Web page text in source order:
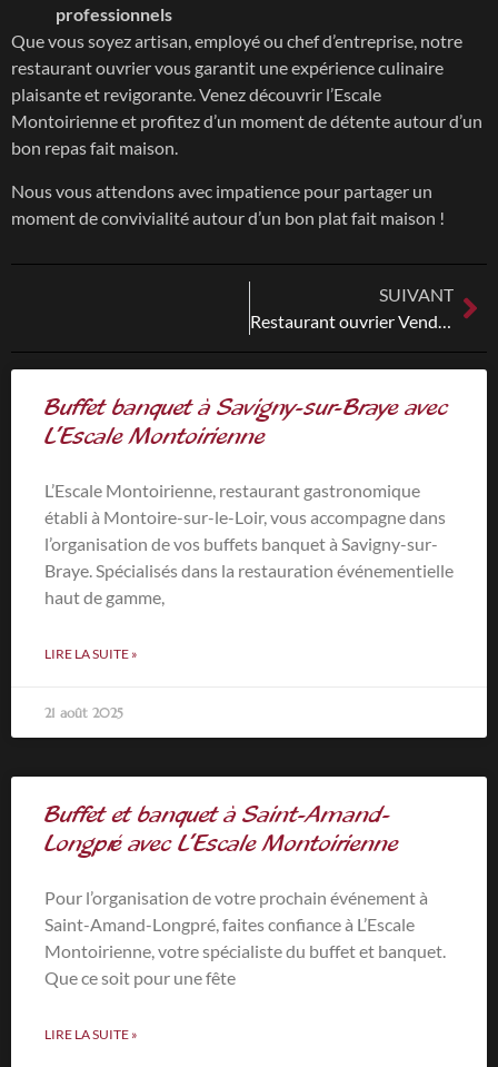
professionnels
Que vous soyez artisan, employé ou chef d’entreprise, notre
restaurant ouvrier vous garantit une expérience culinaire
plaisante et revigorante. Venez découvrir l’Escale
Montoirienne et profitez d’un moment de détente autour d’un
bon repas fait maison.
Nous vous attendons avec impatience pour partager un
moment de convivialité autour d’un bon plat fait maison !
SUIVANT
Restaurant ouvrier Vendôme
Buffet banquet à Savigny-sur-Braye avec
L’Escale Montoirienne
L’Escale Montoirienne, restaurant gastronomique
établi à Montoire-sur-le-Loir, vous accompagne dans
l’organisation de vos buffets banquet à Savigny-sur-
Braye. Spécialisés dans la restauration événementielle
haut de gamme,
LIRE LA SUITE »
21 août 2025
Buffet et banquet à Saint-Amand-
Longpré avec L’Escale Montoirienne
Pour l’organisation de votre prochain événement à
Saint-Amand-Longpré, faites confiance à L’Escale
Montoirienne, votre spécialiste du buffet et banquet.
Que ce soit pour une fête
LIRE LA SUITE »